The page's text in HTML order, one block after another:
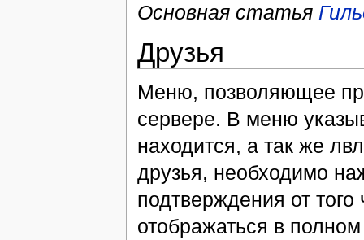
Основная статья
Друзья
Меню, позволяющее
сервере. В меню
находится, а так же
друзья, необходимо
подтверждения от
отображаться в